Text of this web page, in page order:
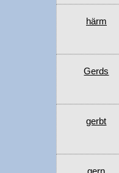
härm
Gerds
gerbt